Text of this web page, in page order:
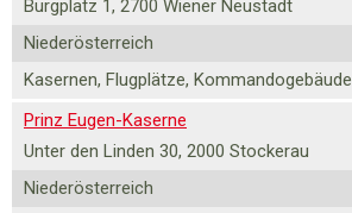
Burgplatz 1, 2700 Wiener Neustadt
Niederösterreich
Kasernen, Flugplätze, Kommandogebäude
Prinz Eugen-Kaserne
Unter den Linden 30, 2000 Stockerau
Niederösterreich